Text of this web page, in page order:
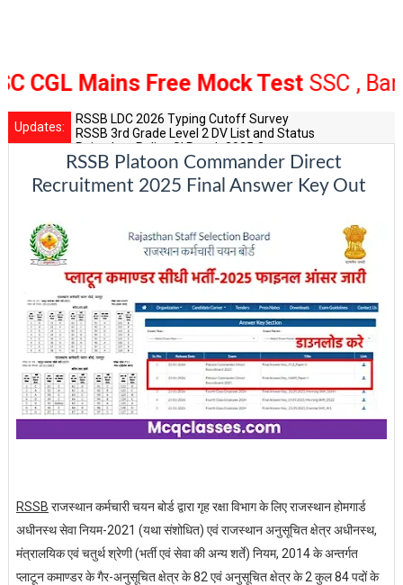
Mains Free Mock TestSSC , Bank
Updates:
RSSB LDC 2026 Typing Cutoff Survey
RSSB 3rd Grade Level 2 DV List and Status
Rajasthan Police SI Result 2025 Out
CET 12th Exam 2026 Syllabus and Exam Dates
RPSC Senior Teacher Recruitment 2025: Post Increase
RSSB Platoon Commander Direct
Recruitment 2025 Final Answer Key Out
RSSB राजस्थान कर्मचारी चयन बोर्ड द्वारा गृह रक्षा विभाग के लिए राजस्थान होमगार्ड
अधीनस्थ सेवा नियम-2021 (यथा संशोधित) एवं राजस्थान अनुसूचित क्षेत्र अधीनस्थ,
मंत्रालयिक एवं चतुर्थ श्रेणी (भर्ती एवं सेवा की अन्य शर्ते) नियम, 2014 के अन्तर्गत
प्लाटून कमाण्डर के गैर-अनुसूचित क्षेत्र के 82 एवं अनुसूचित क्षेत्र के 2 कुल 84 पदों के